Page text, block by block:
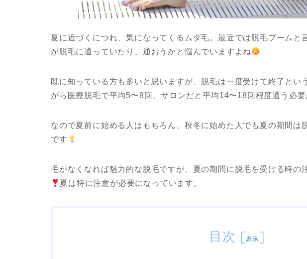
夏に近づくにつれ、気になってくるムダ毛。最近では脱毛ブームと
が脱毛に通っていたり、通おうかと悩んでいますよね
既に知っている方も多いと思いますが、脱毛は一度受けて終了とい
がら医療脱毛で平均5〜8回、サロンだと平均14〜18回程度通う必要
なので夏前に始める人はもちろん、秋冬に始めた人でも夏の期間は
です
毛がなくなれば魅力的な脱毛ですが、夏の期間に脱毛を受ける時の
夏は特に注意が必要になっています。
目次 [表示 ]